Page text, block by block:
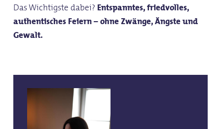
Das Wichtigste dabei? Entspanntes, friedvolles,
authentisches Feiern – ohne Zwänge, Ängste und
Gewalt.